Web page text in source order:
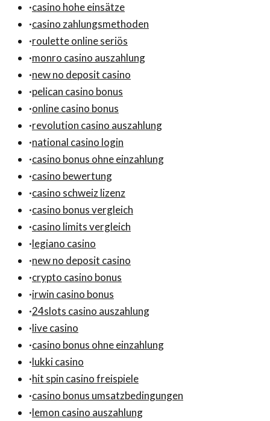
·casino hohe einsätze
·casino zahlungsmethoden
·roulette online seriös
·monro casino auszahlung
·new no deposit casino
·pelican casino bonus
·online casino bonus
·revolution casino auszahlung
·national casino login
·casino bonus ohne einzahlung
·casino bewertung
·casino schweiz lizenz
·casino bonus vergleich
·casino limits vergleich
·legiano casino
·new no deposit casino
·crypto casino bonus
·irwin casino bonus
·24slots casino auszahlung
·live casino
·casino bonus ohne einzahlung
·lukki casino
·hit spin casino freispiele
·casino bonus umsatzbedingungen
·lemon casino auszahlung